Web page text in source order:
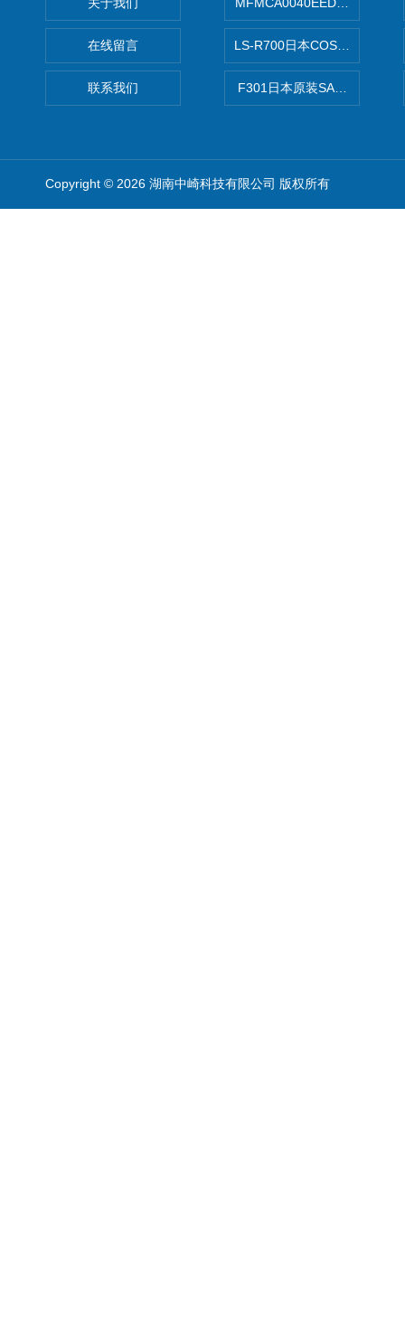
在线留言
联系我们
LS-R700日本COSMO科斯莫
F301日本原装SANAI三爱旋
Copyright © 2026 湖南中崎科技有限公司 版权所有